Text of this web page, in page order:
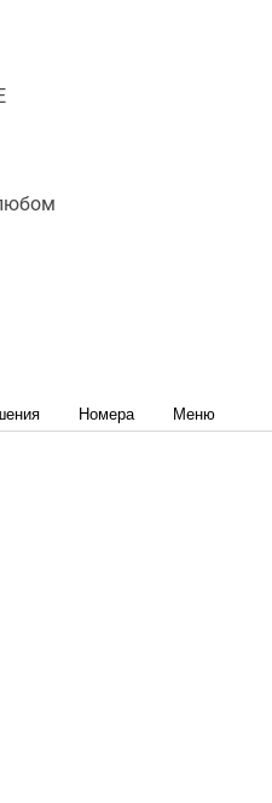
Номера Меню
UT113
UT113
на телефонах